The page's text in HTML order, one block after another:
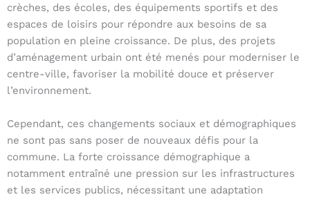
crèches, des écoles, des équipements sportifs et des
espaces de loisirs pour répondre aux besoins de sa
population en pleine croissance. De plus, des projets
d’aménagement urbain ont été menés pour moderniser le
centre-ville, favoriser la mobilité douce et préserver
l’environnement.
Cependant, ces changements sociaux et démographiques
ne sont pas sans poser de nouveaux défis pour la
commune. La forte croissance démographique a
notamment entraîné une pression sur les infrastructures
et les services publics, nécessitant une adaptation